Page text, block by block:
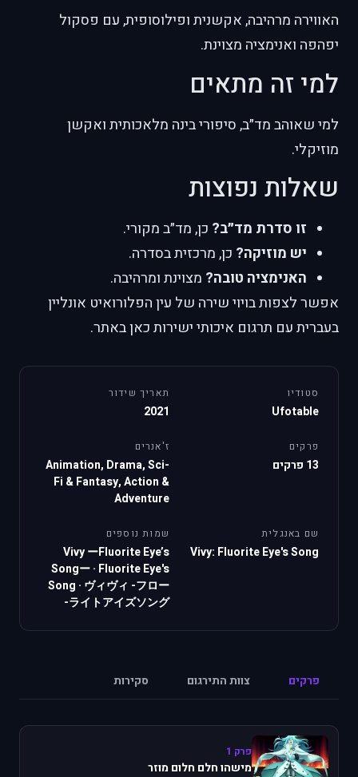
האווירה מרהיבה, אקשנית ופילוסופית, עם פסקול
יפהפה ואנימציה מצוינת.
למי זה מתאים
למי שאוהב מד״ב, סיפורי בינה מלאכותית ואקשן
מוזיקלי.
שאלות נפוצות
זו סדרת מד״ב? כן, מד״ב מקורי.
יש מוזיקה? כן, מרכזית בסדרה.
האנימציה טובה? מצוינת ומרהיבה.
אפשר לצפות בויוי שירה של עין הפלורואיט אונליין
בעברית עם תרגום איכותי ישירות כאן באתר.
סטודיו
Ufotable
תאריך שידור
2021
פרקים
13 פרקים
ז'אנרים
Animation, Drama, Sci-
Fi & Fantasy, Action &
Adventure
שם באנגלית
Vivy: Fluorite Eye's Song
שמות נוספים
Vivy ーFluorite Eye’s
Songー· Fluorite Eye's
Song · ヴィヴィ -フロー
ライトアイズソング-
פרקים צוות התירגום סקירות
פרק 1
מישהו חלם חלום מוזר